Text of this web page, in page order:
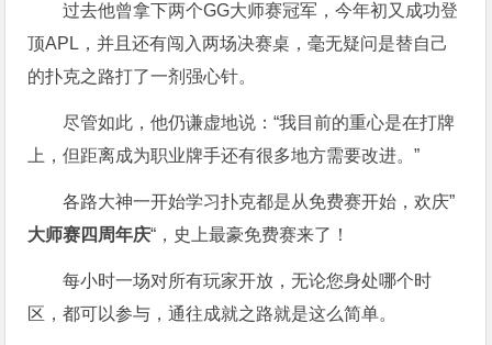
过去他曾拿下两个GG大师赛冠军，今年初又成功登
顶APL，并且还有闯入两场决赛桌，毫无疑问是替自己
的扑克之路打了一剂强心针。
尽管如此，他仍谦虚地说：“我目前的重心是在打牌
上，但距离成为职业牌手还有很多地方需要改进。”
各路大神一开始学习扑克都是从免费赛开始，欢庆”
大师赛四周年庆“，史上最豪免费赛来了！
每小时一场对所有玩家开放，无论您身处哪个时
区，都可以参与，通往成就之路就是这么简单。